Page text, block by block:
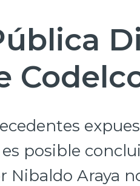
posible
Araya